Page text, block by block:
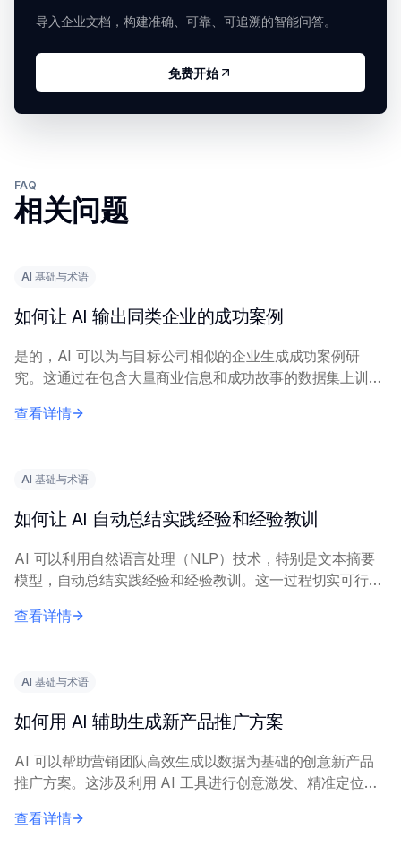
导入企业文档，构建准确、可靠、可追溯的智能问答。
免费开始
FAQ
相关问题
AI 基础与术语
如何让 AI 输出同类企业的成功案例
是的，AI 可以为与目标公司相似的企业生成成功案例研
究。这通过在包含大量商业信息和成功故事的数据集上训练
AI 提供精确的查询内容，包括具体...
查看详情
AI 基础与术语
如何让 AI 自动总结实践经验和经验教训
AI 可以利用自然语言处理（NLP）技术，特别是文本摘要
模型，自动总结实践经验和经验教训。这一过程切实可行，
晰、完整的输入文本。关键技术包括抽取式...
查看详情
AI 基础与术语
如何用 AI 辅助生成新产品推广方案
AI 可以帮助营销团队高效生成以数据为基础的创意新产品
推广方案。这涉及利用 AI 工具进行创意激发、精准定位和
训练 AI 模型，以生成相关洞察。营...
查看详情